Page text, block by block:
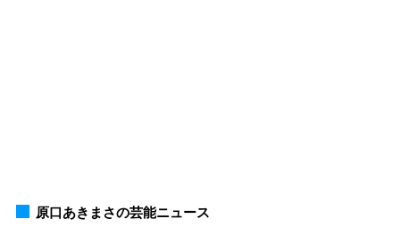
原口あきまさの芸能ニュース